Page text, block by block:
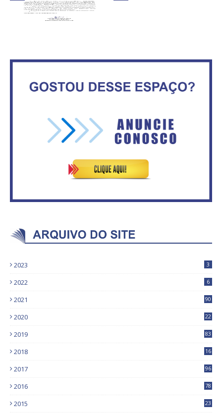
Maior São João do Cerrado
movimenta fim de semana em
Circulação de ar no túnel será
ASVECOM: Renúncia Ana Neves
Secretaria da Fazenda abre 120
vagas no Distrito Federal
2023 3
2022 6
2021 90
2020
22
2019
83
2018
16
2017
96
2016
78
2015 23